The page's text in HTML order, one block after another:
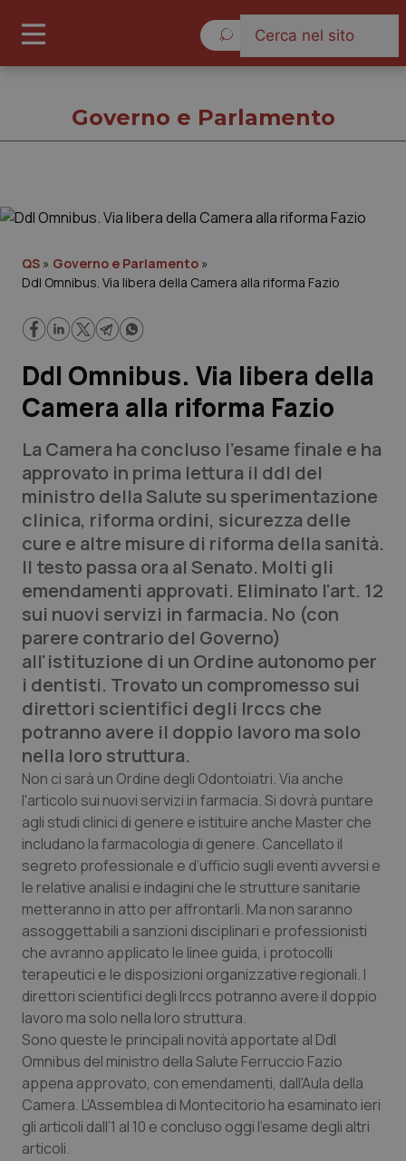
Cronache
Lavoro e Professioni
Scienza e Farmaci
Studi e Analisi
Lettere al direttore
Edizioni Regionali
QS Pro
Professionisti Sanitari.AI
Abruzzo
Basilicata
Calabria
Campania
Emilia-Romagna
Friuli Venezia Giulia
Lazio
Liguria
Lombardia
Marche
QS Pro Gold
Artrite & artrosi
Asma & BPCO
Car-T
Colesterolo & coronaropatie
Dermatite Atopica
Diabete & glucometri
Disturbi dell’umore
Dolore
Donna & Salute
QS Club Newsletter
Governo e Parlamento
QS » Governo e Parlamento »
Ddl Omnibus. Via libera della Camera alla riforma Fazio
Ddl Omnibus. Via libera della
Camera alla riforma Fazio
La Camera ha concluso l'esame finale e ha
approvato in prima lettura il ddl del
ministro della Salute su sperimentazione
clinica, riforma ordini, sicurezza delle
cure e altre misure di riforma della sanità.
Il testo passa ora al Senato. Molti gli
emendamenti approvati. Eliminato l'art. 12
sui nuovi servizi in farmacia. No (con
parere contrario del Governo)
all'istituzione di un Ordine autonomo per
i dentisti. Trovato un compromesso sui
direttori scientifici degli Irccs che
potranno avere il doppio lavoro ma solo
nella loro struttura.
Non ci sarà un Ordine degli Odontoiatri. Via anche
l'articolo sui nuovi servizi in farmacia. Si dovrà puntare
agli studi clinici di genere e istituire anche Master che
includano la farmacologia di genere. Cancellato il
segreto professionale e d’ufficio sugli eventi avversi e
le relative analisi e indagini che le strutture sanitarie
metteranno in atto per affrontarli. Ma non saranno
assoggettabili a sanzioni disciplinari e professionisti
che avranno applicato le linee guida, i protocolli
terapeutici e le disposizioni organizzative regionali. I
direttori scientifici degli Irccs potranno avere il doppio
lavoro ma solo nella loro struttura.
Sono queste le principali novità apportate al Ddl
Omnibus del ministro della Salute Ferruccio Fazio
appena approvato, con emendamenti, dall'Aula della
Camera. L’Assemblea di Montecitorio ha esaminato ieri
gli articoli dall’1 al 10 e concluso oggi l’esame degli altri
articoli.